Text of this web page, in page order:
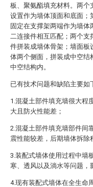
板、聚氨酯填充材料。两个
设置作为墙体顶面和底面；
固定在支撑架两端作为墙
二连接件相互匹配；两个支
件拼装成墙体骨架；墙面板
体两个侧面，拼装成中空结
中空结构内。
已有技术问题和缺陷主要如
1.混凝土部件填充墙很大程
大且防火性能差；
2.混凝土部件填充墙部件间
震性能较差，后期墙体拆除
3.装配式墙体使用过程中墙
寒、透风以及淌水等问题，
4.现有装配式墙体在全生命